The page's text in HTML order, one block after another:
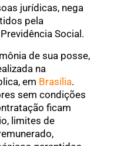
jurídicas, nega
pela
Social.
de sua posse,
na
em Brasília.
sem condições
ficam
limites de